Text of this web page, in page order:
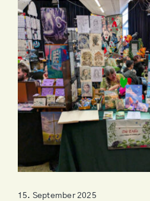
15. September 2025